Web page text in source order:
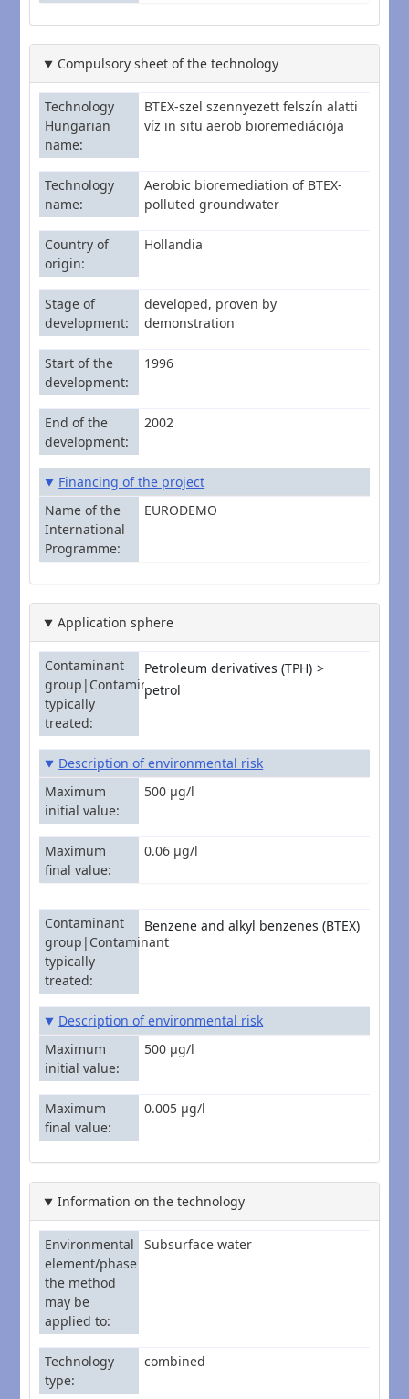
Compulsory sheet of the technology
Technology
Hungarian
name
BTEX-szel szennyezett felszín alatti
víz in situ aerob bioremediációja
Technology
name
Aerobic bioremediation of BTEX-
polluted groundwater
Country of
origin
Hollandia
Stage of
development
developed, proven by
demonstration
Start of the
development
1996
End of the
development
2002
Financing of the project
Name of the
International
Programme
EURODEMO
Application sphere
Contaminant
group|Contaminant
typically
treated
Petroleum derivatives (TPH)
petrol
Description of environmental risk
Maximum
initial value
500 µg/l
Maximum
final value
0.06 µg/l
Contaminant
group|Contaminant
typically
treated
Benzene and alkyl benzenes (BTEX)
Description of environmental risk
Maximum
initial value
500 µg/l
Maximum
final value
0.005 µg/l
Information on the technology
Environmental
element/phase
the method
may be
applied to
Subsurface water
Technology
type
combined